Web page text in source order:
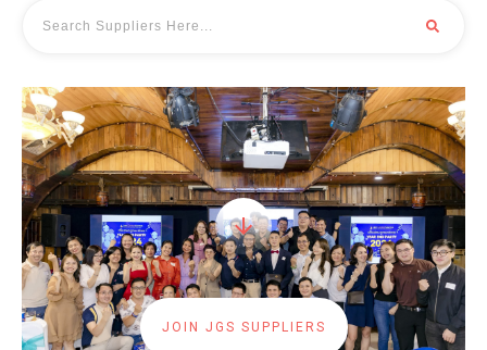
JOIN JGS SUPPLIERS